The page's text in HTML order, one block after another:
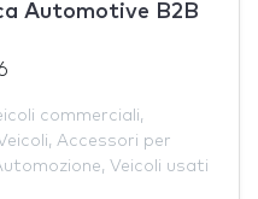
Automotive B2B
commerciali,
, Accessori per
, Veicoli usati